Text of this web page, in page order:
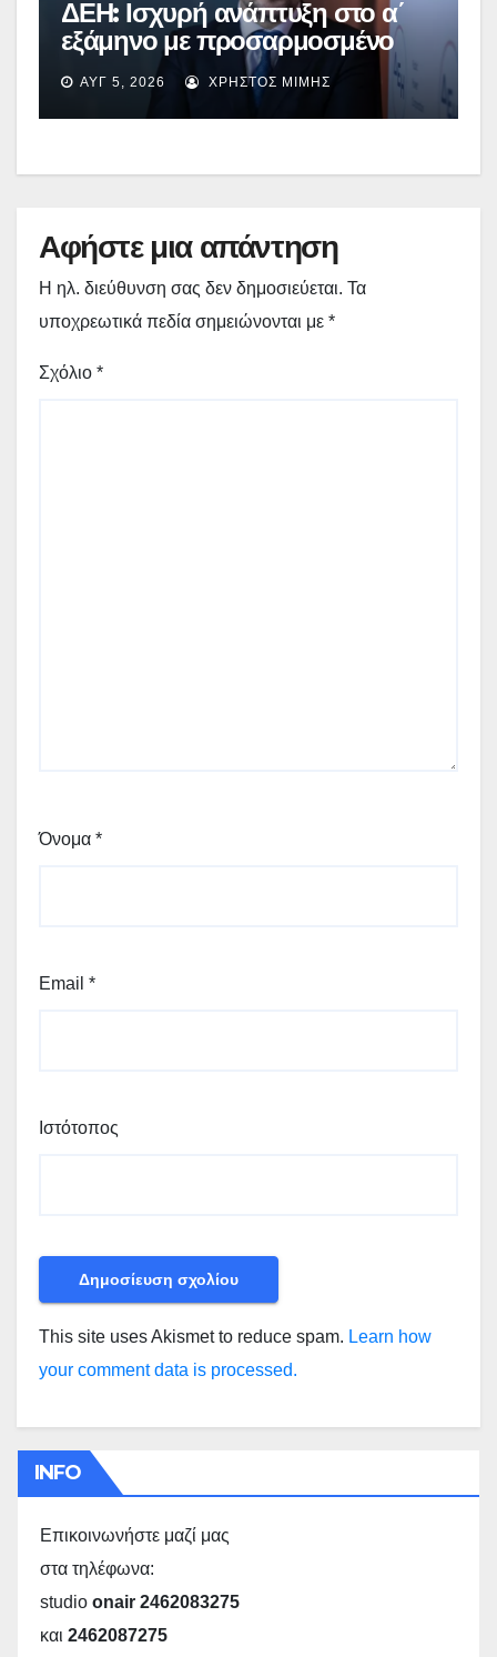
ΔΕΗ: Ισχυρή ανάπτυξη στο α΄
εξάμηνο με προσαρμοσμένο
EBITDA στα €1,2 δισ.
ΑΥΓ 5, 2026 ΧΡΉΣΤΟΣ ΜΊΜΗΣ
Αφήστε μια απάντηση
Η ηλ. διεύθυνση σας δεν δημοσιεύεται. Τα
υποχρεωτικά πεδία σημειώνονται με *
Σχόλιο *
Όνομα *
Email *
Ιστότοπος
This site uses Akismet to reduce spam. Learn how
your comment data is processed.
INFO
Επικοινωνήστε μαζί μας
στα τηλέφωνα:
studio onair 2462083275
και 2462087275